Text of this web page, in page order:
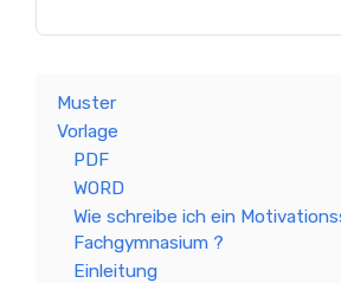
Muster
Vorlage
PDF
WORD
Wie schreibe ich ein
Fachgymnasium ?
Einleitung